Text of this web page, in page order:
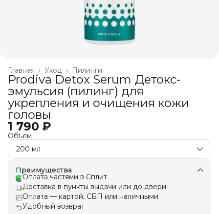
Пилинги
Уход ›
Главная ›
Prodiva Detox Serum Детокс-
эмульсия (пилинг) для
укрепления и очищения кожи
головы
1 790 ₽
Объём
200 мл
Преимущества
Оплата частями в Сплит
Доставка в пункты выдачи или до двери
Оплата — картой, СБП или наличными
Удобный возврат